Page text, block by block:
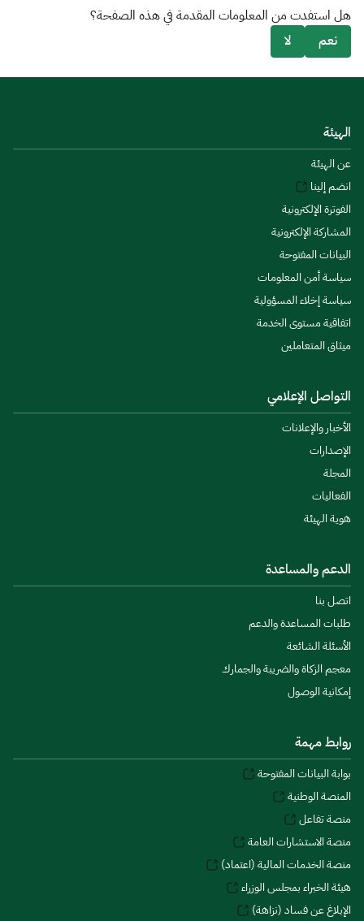
هل استفدت من المعلومات المقدمة في هذه الصفحة؟
نعم
لا
الهيئة
عن الهيئة
انضم إلينا
الفوترة الإلكترونية
المشاركة الإلكترونية
البيانات المفتوحة
سياسة أمن المعلومات
سياسة إخلاء المسؤولية
اتفاقية مستوى الخدمة
ميثاق المتعاملين
التواصل الإعلامي
الأخبار والإعلانات
الإصدارات
المجلة
الفعاليات
هوية الهيئة
الدعم والمساعدة
اتصل بنا
طلبات المساعدة والدعم
الأسئلة الشائعة
معجم الزكاة والضريبة والجمارك
إمكانية الوصول
روابط مهمة
بوابة البيانات المفتوحة
المنصة الوطنية
منصة تفاعل
منصة الاستشارات العامة
منصة الخدمات المالية (اعتماد)
هيئة الخبراء بمجلس الوزراء
الإبلاغ عن فساد (نزاهة)